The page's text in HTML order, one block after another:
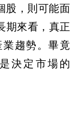
股，則可能面
期來看，真正
趨勢。畢竟
決定市場的